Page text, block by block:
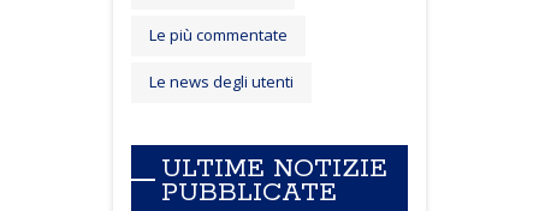
Le più commentate
Le news degli utenti
ULTIME NOTIZIE
PUBBLICATE